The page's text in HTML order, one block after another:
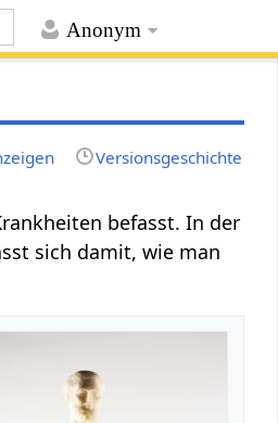
Anonym
Versionsgeschichte
befasst. In der
sich damit, wie man